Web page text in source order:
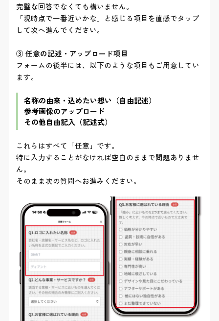
完璧な回答でなくても構いません。
「現時点で一番近いかな」と感じる項目を直感でタップ
して次へ進んでください。
③ 任意の記述・アップロード項目
フォームの後半には、以下のような項目もご用意してい
ます。
名称の由来・込めたい想い（自由記述）
参考画像のアップロード
その他自由記入（記述式）
これらはすべて「任意」です。
特に入力することがなければ空白のままで問題ありませ
ん。
そのまま次の質問へお進みください。